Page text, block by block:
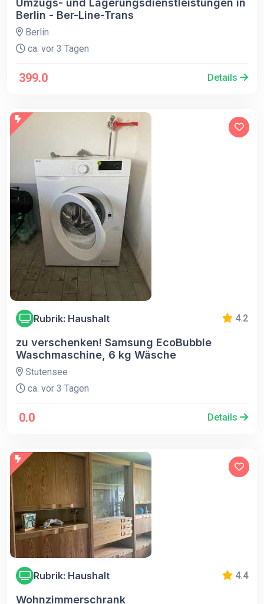
Umzugs- und Lagerungsdienstleistungen in
Berlin - Ber-Line-Trans
Berlin
ca. vor 3 Tagen
399.0 Details
Rubrik: Haushalt 4.2
zu verschenken! Samsung EcoBubble
Waschmaschine, 6 kg Wäsche
Stutensee
ca. vor 3 Tagen
0.0 Details
Rubrik: Haushalt 4.4
Wohnzimmerschrank